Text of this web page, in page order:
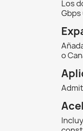
Los
o